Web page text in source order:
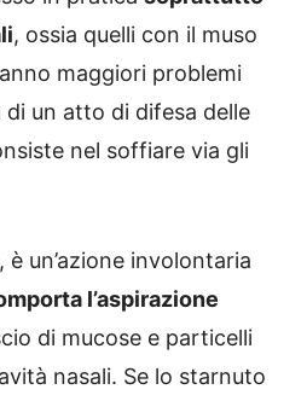
, ossia quelli con il muso
maggiori problemi
un atto di difesa delle
nel soffiare via gli
un’azione involontaria
l’aspirazione
di mucose e particelli
nasali. Se lo starnuto